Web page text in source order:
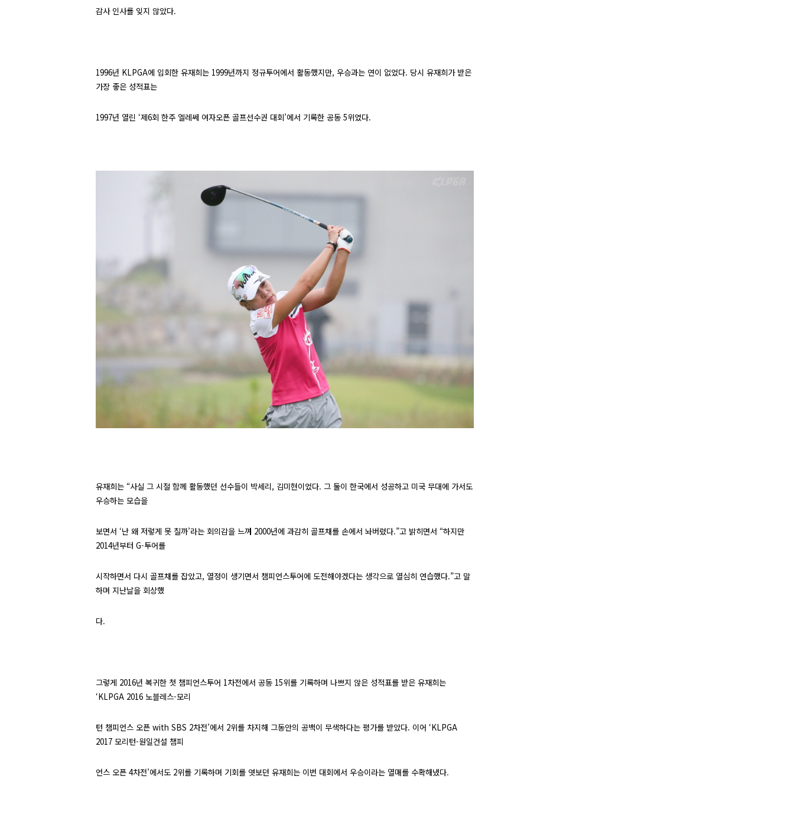
감사 인사를 잊지 않았다.
1996년 KLPGA에 입회한 유재희는 1999년까지 정규투어에서 활동했지만, 우승과는 연이 없었다. 당시 유재희가 받은
가장 좋은 성적표는
1997년 열린 ‘제6회 한주 엘레쎄 여자오픈 골프선수권 대회’에서 기록한 공동 5위였다.
유재희는 “사실 그 시절 함께 활동했던 선수들이 박세리, 김미현이었다. 그 둘이 한국에서 성공하고 미국 무대에 가서도
우승하는 모습을
보면서 ‘난 왜 저렇게 못 칠까’라는 회의감을 느껴 2000년에 과감히 골프채를 손에서 놔버렸다.”고 밝히면서 “하지만
2014년부터 G-투어를
시작하면서 다시 골프채를 잡았고, 열정이 생기면서 챔피언스투어에 도전해야겠다는 생각으로 열심히 연습했다.”고 말
하며 지난날을 회상했
다.
그렇게 2016년 복귀한 첫 챔피언스투어 1차전에서 공동 15위를 기록하며 나쁘지 않은 성적표를 받은 유재희는
‘KLPGA 2016 노블레스-모리
턴 챔피언스 오픈 with SBS 2차전’에서 2위를 차지해 그동안의 공백이 무색하다는 평가를 받았다. 이어 ‘KLPGA
2017 모리턴-원일건설 챔피
언스 오픈 4차전’에서도 2위를 기록하며 기회를 엿보던 유재희는 이번 대회에서 우승이라는 열매를 수확해냈다.